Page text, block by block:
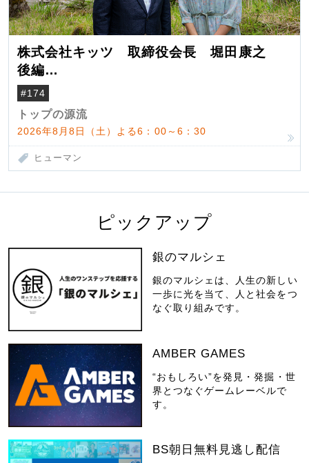
株式会社キッツ 取締役会長 堀田康之
後編
米国駐在でも浮かんだ八ヶ岳 山小屋を営
んだ父母
#174
トップの源流
2026年8月8日（土）よる6：00～6：30
ヒューマン
ピックアップ
銀のマルシェ
銀のマルシェは、人生の新しい
一歩に光を当て、人と社会をつ
なぐ取り組みです。
AMBER GAMES
“おもしろい”を発見・発掘・世
界とつなぐゲームレーベルで
す。
BS朝日無料見逃し配信